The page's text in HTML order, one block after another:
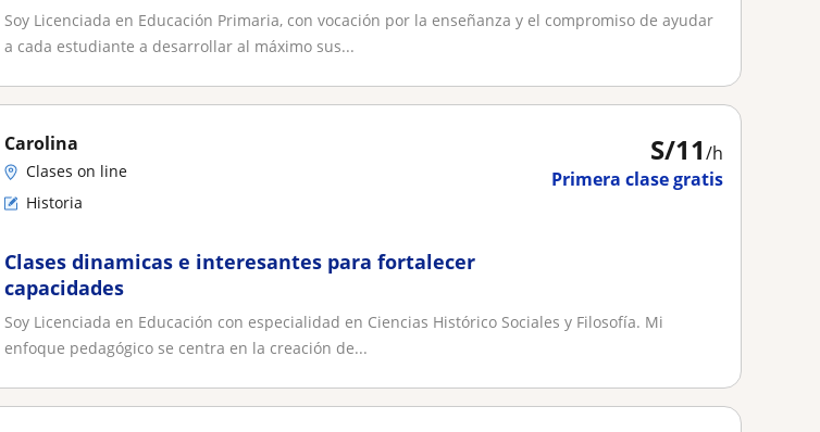
Soy Licenciada en Educación Primaria, con vocación por la enseñanza y el compromiso de ayudar
a cada estudiante a desarrollar al máximo sus...
S/11/h
Primera clase gratis
Carolina
Clases on line
Historia
Clases dinamicas e interesantes para fortalecer
capacidades
Soy Licenciada en Educación con especialidad en Ciencias Histórico Sociales y Filosofía. Mi
enfoque pedagógico se centra en la creación de...